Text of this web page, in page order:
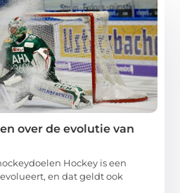
over de evolutie van
Hockey is een
en dat geldt ook